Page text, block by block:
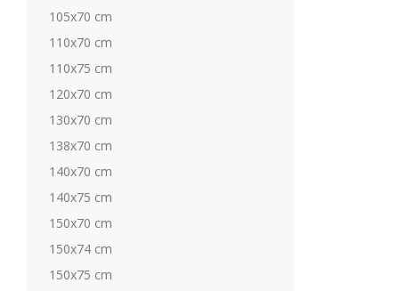
105x70 cm
110x70 cm
110x75 cm
120x70 cm
130x70 cm
138x70 cm
140x70 cm
140x75 cm
150x70 cm
150x74 cm
150x75 cm